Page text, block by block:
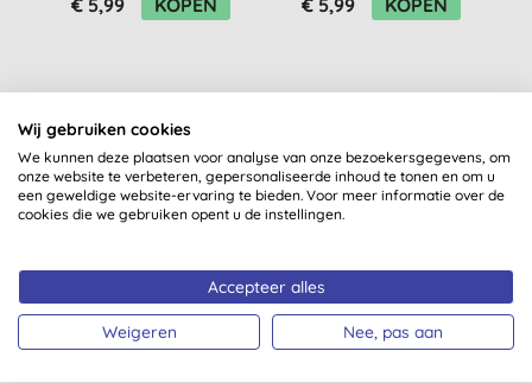
Klantbeoordelingen
Wat een heerlijke fijne tandpasta! Zo verfrissend en geen last
meer van tandvleesontsteking.
Wij gebruiken cookies
We kunnen deze plaatsen voor analyse van onze bezoekersgegevens, om
onze website te verbeteren, gepersonaliseerde inhoud te tonen en om u
een geweldige website-ervaring te bieden. Voor meer informatie over de
cookies die we gebruiken opent u de instellingen.
Accepteer alles
Weigeren Nee, pas aan